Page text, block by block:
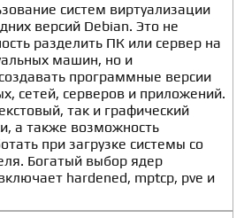
систем виртуализации
версий Debian. Это не
разделить ПК или сервер на
машин, но и
программные версии
сетей, серверов и приложений.
так и графический
а также возможность
при загрузке системы со
Богатый выбор ядер
hardened, mptcp, pve и